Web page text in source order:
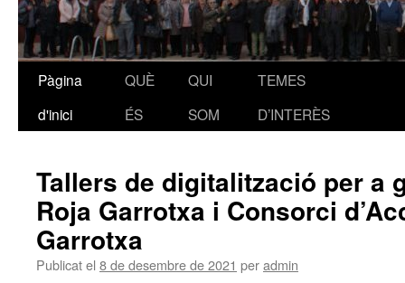
Pàgina
d'inici
QUÈ
ÉS
QUI
SOM
TEMES
D’INTERÈS
Tallers de digitalització per a
Roja Garrotxa i Consorci
Garrotxa
Publicat el 8 de desembre de 2021 peradmin